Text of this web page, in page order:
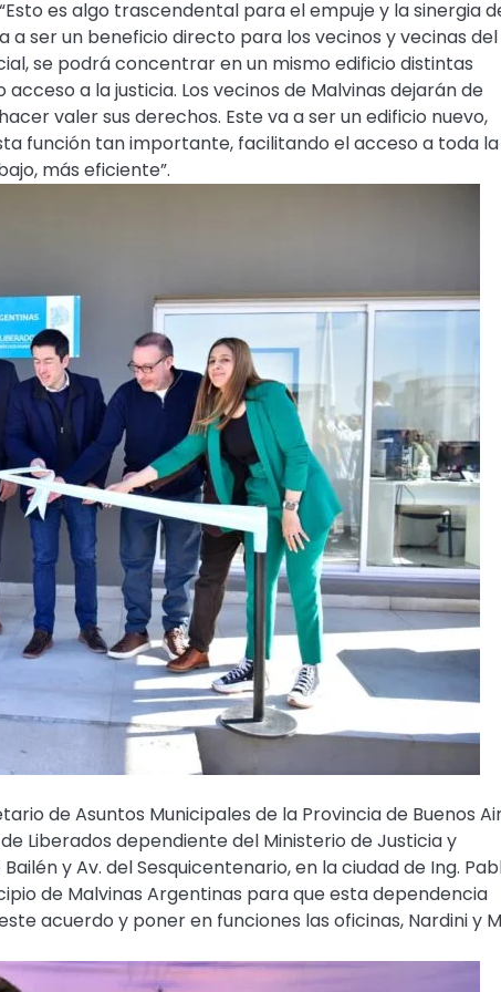
es algo trascendental para el empuje y la sinergia
ser un beneficio directo para los vecinos y vecinas del
se podrá concentrar en un mismo edificio distintas
a la justicia. Los vecinos de Malvinas dejarán de
valer sus derechos. Este va a ser un edificio nuevo,
función tan importante, facilitando el acceso a toda la
más eficiente”.
de Asuntos Municipales de la Provincia de Buenos
Liberados dependiente del Ministerio de Justicia y
y Av. del Sesquicentenario, en la ciudad de Ing.
de Malvinas Argentinas para que esta dependencia
acuerdo y poner en funciones las oficinas, Nardini y